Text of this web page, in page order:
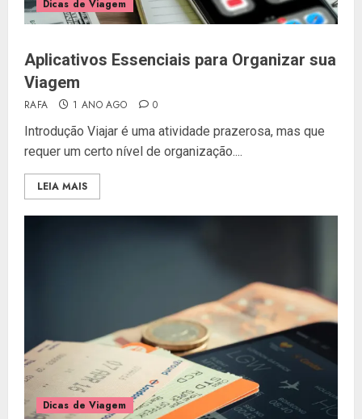
Dicas de Viagem
Aplicativos Essenciais para Organizar sua
Viagem
RAFA 1 ANO AGO 0
Introdução Viajar é uma atividade prazerosa, mas que
requer um certo nível de organização....
LEIA MAIS
Dicas de Viagem